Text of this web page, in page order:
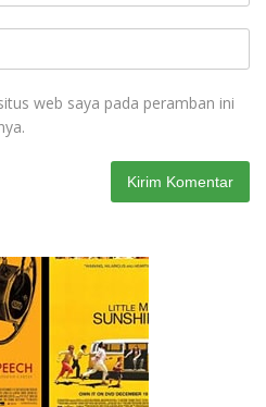
web saya pada peramban ini